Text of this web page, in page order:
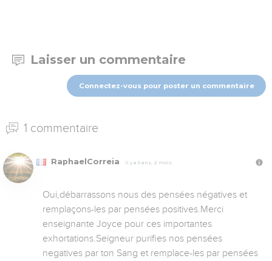
Laisser un commentaire
Connectez-vous pour poster un commentaire
1 commentaire
RaphaelCorreia Il y a 5 ans, 2 mois
Oui,débarrassons nous des pensées négatives et
remplaçons-les par pensées positives.Merci
enseignante Joyce pour ces importantes
exhortations.Seigneur purifies nos pensées
negatives par ton Sang et remplace-les par pensées